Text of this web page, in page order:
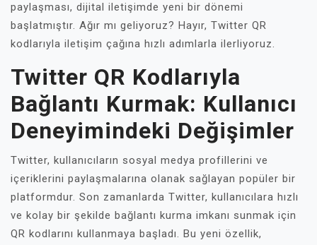
paylaşması, dijital iletişimde yeni bir dönemi
başlatmıştır. Ağır mı geliyoruz? Hayır, Twitter QR
kodlarıyla iletişim çağına hızlı adımlarla ilerliyoruz.
Twitter QR Kodlarıyla
Bağlantı Kurmak: Kullanıcı
Deneyimindeki Değişimler
Twitter, kullanıcıların sosyal medya profillerini ve
içeriklerini paylaşmalarına olanak sağlayan popüler bir
platformdur. Son zamanlarda Twitter, kullanıcılara hızlı
ve kolay bir şekilde bağlantı kurma imkanı sunmak için
QR kodlarını kullanmaya başladı. Bu yeni özellik,